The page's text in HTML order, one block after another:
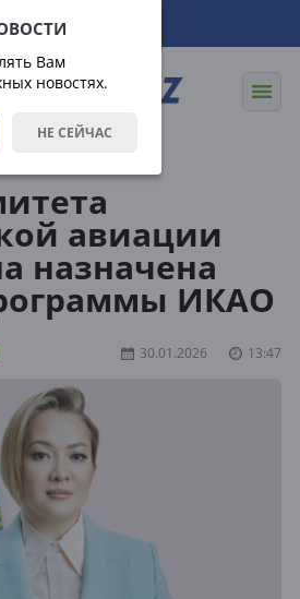
Вам
новостях.
НЕ СЕЙЧАС
авиации
назначена
ИКАО
30.01.2026 13:47